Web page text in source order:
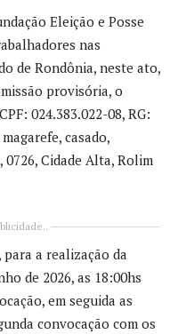
Eleição e Posse
nas
de Rondônia, neste ato,
provisória, o
024.383.022-08, RG:
casado,
Cidade Alta, Rolim
a realização da
de 2026, as 18:00hs
em seguida as
convocação com os